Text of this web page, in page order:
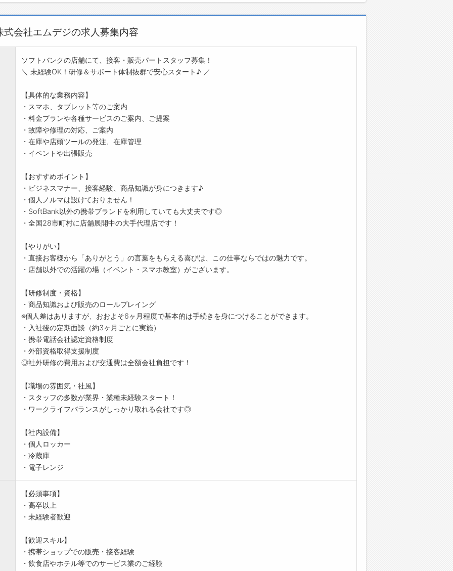
会社エムデジの求人募集内容
ソフトバンクの店舗にて、接客・販売パートスタッフ募集！
＼ 未経験OK！研修＆サポート体制抜群で安心スタート♪ ／
【具体的な業務内容】
・スマホ、タブレット等のご案内
・料金プランや各種サービスのご案内、ご提案
・故障や修理の対応、ご案内
・在庫や店頭ツールの発注、在庫管理
・イベントや出張販売
【おすすめポイント】
・ビジネスマナー、接客経験、商品知識が身につきます♪
・個人ノルマは設けておりません！
・SoftBank以外の携帯ブランドを利用していても大丈夫です◎
・全国28市町村に店舗展開中の大手代理店です！
【やりがい】
・直接お客様から「ありがとう」の言葉をもらえる喜びは、この仕事ならではの魅力です。
・店舗以外での活躍の場（イベント・スマホ教室）がございます。
【研修制度・資格】
・商品知識および販売のロールプレイング
※個人差はありますが、おおよそ6ヶ月程度で基本的は手続きを身につけることができます。
・入社後の定期面談（約3ヶ月ごとに実施）
・携帯電話会社認定資格制度
・外部資格取得支援制度
◎社外研修の費用および交通費は全額会社負担です！
【職場の雰囲気・社風】
・スタッフの多数が業界・業種未経験スタート！
・ワークライフバランスがしっかり取れる会社です◎
【社内設備】
・個人ロッカー
・冷蔵庫
・電子レンジ
【必須事項】
・高卒以上
・未経験者歓迎
【歓迎スキル】
・携帯ショップでの販売・接客経験
・飲食店やホテル等でのサービス業のご経験